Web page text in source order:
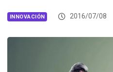
INNOVACIÓN 2016/07/08